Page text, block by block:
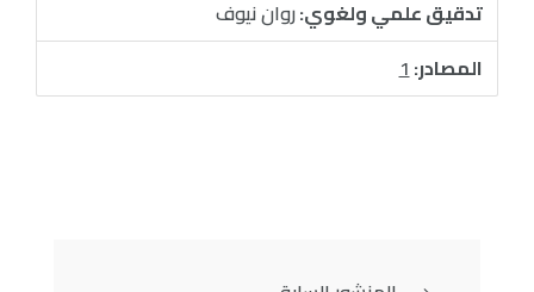
تدقيق علمي ولغوي:روان نيوف
المصادر:1